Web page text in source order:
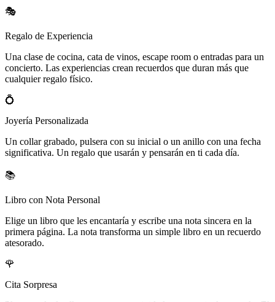
🎭
Regalo de Experiencia
Una clase de cocina, cata de vinos, escape room o entradas para un
concierto. Las experiencias crean recuerdos que duran más que
cualquier regalo físico.
💍
Joyería Personalizada
Un collar grabado, pulsera con su inicial o un anillo con una fecha
significativa. Un regalo que usarán y pensarán en ti cada día.
📚
Libro con Nota Personal
Elige un libro que les encantaría y escribe una nota sincera en la
primera página. La nota transforma un simple libro en un recuerdo
atesorado.
🌹
Cita Sorpresa